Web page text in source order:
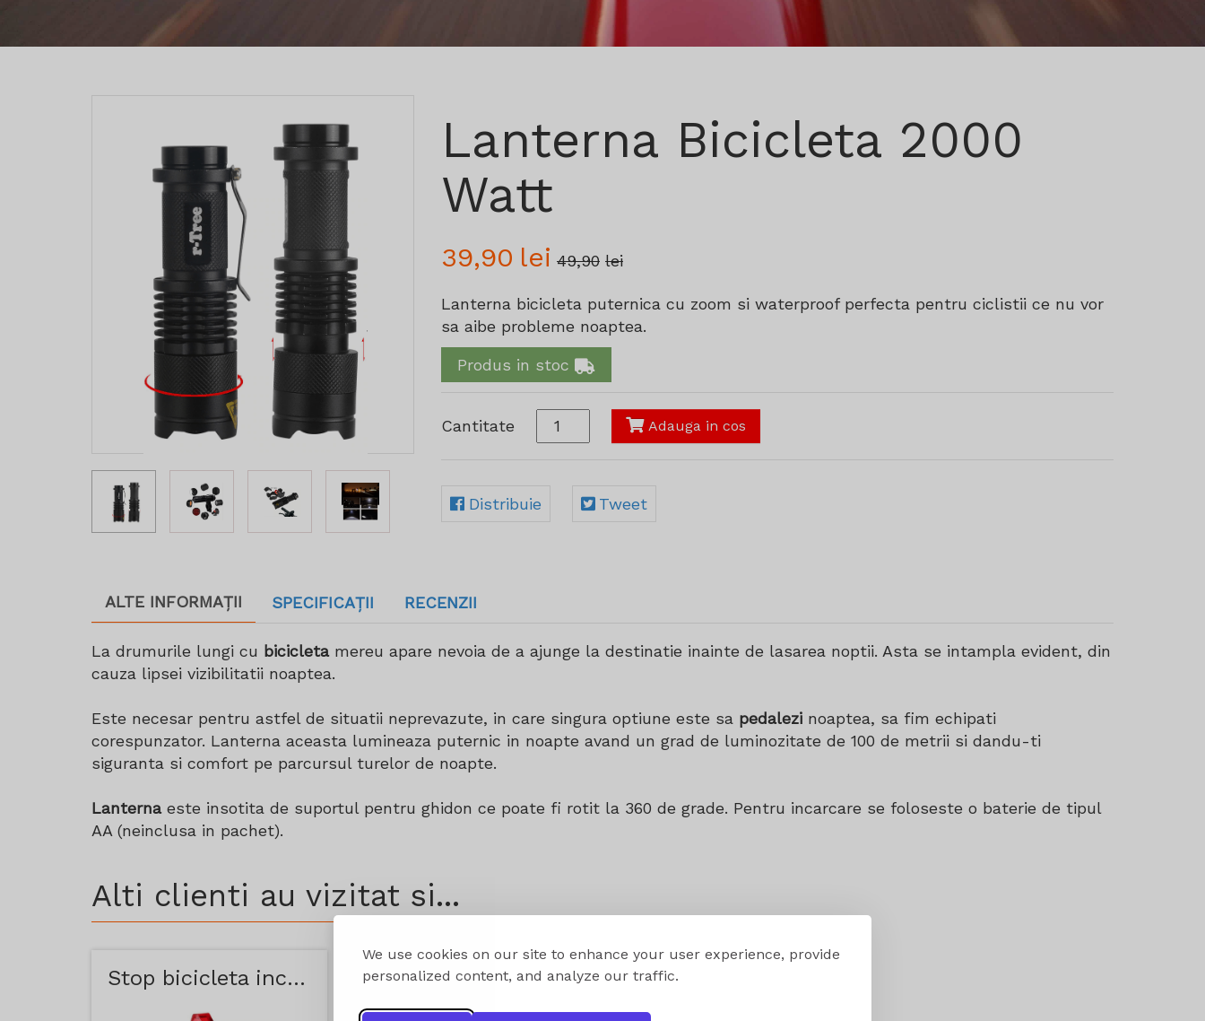
We use cookies on our site to enhance your user experience, provide
personalized content, and analyze our traffic.
Lanterna Bicicleta 2000
Watt
39,90 lei 49,90 lei
Lanterna bicicleta puternica cu zoom si waterproof perfecta pentru ciclistii ce nu vor
sa aibe probleme noaptea.
Produs in stoc
Cantitate Adauga in cos
Distribuie Tweet
ALTE INFORMAȚII SPECIFICAȚII RECENZII
La drumurile lungi cu bicicleta mereu apare nevoia de a ajunge la destinatie inainte de lasarea noptii. Asta se intampla evident, din
cauza lipsei vizibilitatii noaptea.
Este necesar pentru astfel de situatii neprevazute, in care singura optiune este sa pedalezi noaptea, sa fim echipati
corespunzator. Lanterna aceasta lumineaza puternic in noapte avand un grad de luminozitate de 100 de metrii si dandu-ti
siguranta si comfort pe parcursul turelor de noapte.
Lanterna este insotita de suportul pentru ghidon ce poate fi rotit la 360 de grade. Pentru incarcare se foloseste o baterie de tipul
AA (neinclusa in pachet).
Alti clienti au vizitat si...
Stop bicicleta incarcabil prin USB